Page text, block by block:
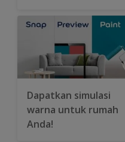
Dapatkan simulasi
warna untuk rumah
Anda!